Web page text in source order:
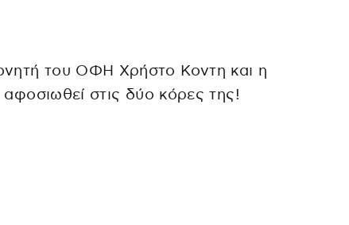
του ΟΦΗ Χρήστο Κοντη και η
αφοσιωθεί στις δύο κόρες της!